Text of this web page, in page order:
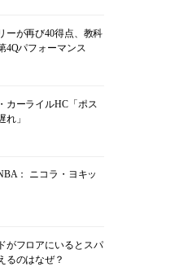
ーが再び40得点、教科
4Qパフォーマンス
カーライルHC「ポス
れ」
： ニコラ・ヨキッ
がフロアにいるとスパ
るのはなぜ？